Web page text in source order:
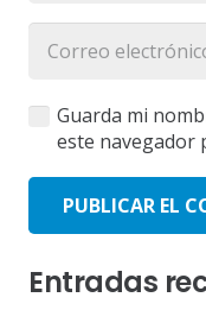
Guarda mi
este navegador
PUBLICAR EL
Entradas